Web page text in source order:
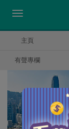
主頁
有聲專欄